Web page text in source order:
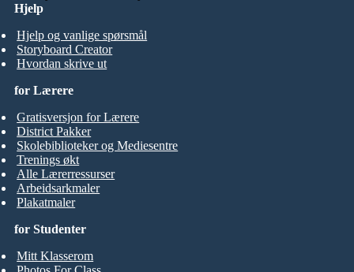
Hjelp
Hjelp og vanlige spørsmål
Storyboard Creator
Hvordan skrive ut
for Studenter
Mitt Klasserom
for Lærere
Gratisversjon for Lærere
District Pakker
Skolebiblioteker og Mediesentre
Trenings økt
Alle Lærerressurser
Arbeidsarkmaler
Plakatmaler